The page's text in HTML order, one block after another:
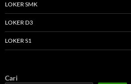
LOKER SMK
LOKER D3
LOKER S1
Cari